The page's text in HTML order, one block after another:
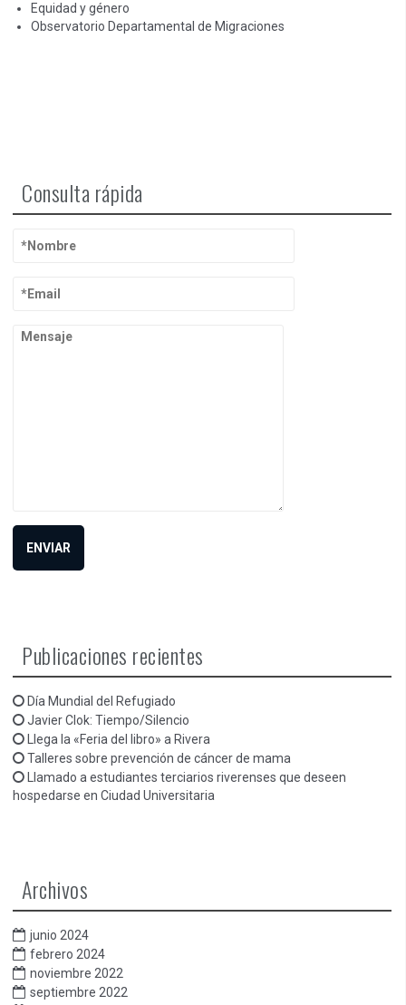
Equidad y género
Observatorio Departamental de Migraciones
Consulta rápida
Publicaciones recientes
Día Mundial del Refugiado
Javier Clok: Tiempo/Silencio
Llega la «Feria del libro» a Rivera
Talleres sobre prevención de cáncer de mama
Llamado a estudiantes terciarios riverenses que deseen
hospedarse en Ciudad Universitaria
Archivos
junio 2024
febrero 2024
noviembre 2022
septiembre 2022